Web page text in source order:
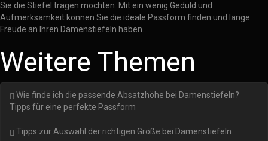
Sie die Stiefel tragen möchten. Mit ein wenig Geduld und
Aufmerksamkeit können Sie die ideale Passform finden und lange
Freude an Ihren Damenstiefeln haben.
Weitere Themen
Wie finde ich die passende Absatzhöhe bei Damenstiefeln?
Tipps für eine perfekte Passform
Tipps zur Auswahl der richtigen Größe bei Damenstiefeln